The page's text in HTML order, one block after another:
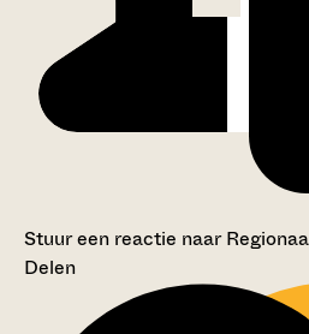
Stuur een reactie naar
Delen